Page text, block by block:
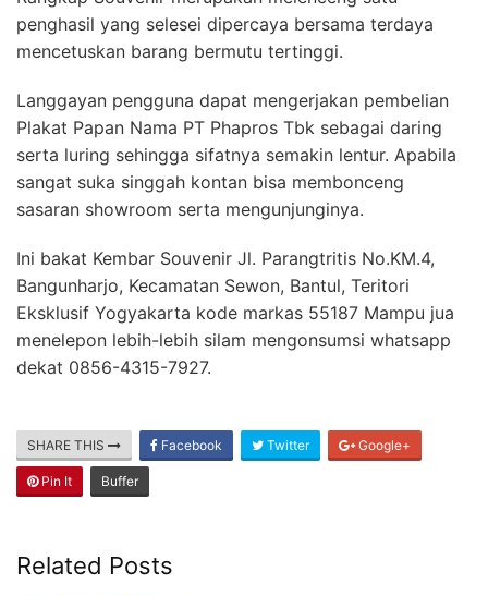
penghasil yang selesei dipercaya bersama terdaya
mencetuskan barang bermutu tertinggi.
Langgayan pengguna dapat mengerjakan pembelian
Plakat Papan Nama PT Phapros Tbk sebagai daring
serta luring sehingga sifatnya semakin lentur. Apabila
sangat suka singgah kontan bisa membonceng
sasaran showroom serta mengunjunginya.
Ini bakat Kembar Souvenir Jl. Parangtritis No.KM.4,
Bangunharjo, Kecamatan Sewon, Bantul, Teritori
Eksklusif Yogyakarta kode markas 55187 Mampu jua
menelepon lebih-lebih silam mengonsumsi whatsapp
dekat 0856-4315-7927.
SHARE THIS Facebook Twitter Google+
Pin It Buffer
Related Posts